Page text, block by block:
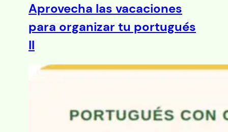
Aprovecha las vacaciones
para organizar tu portugués
II